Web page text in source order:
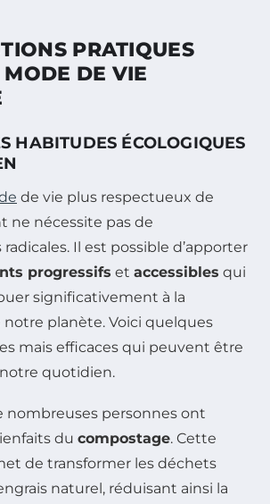
PRATIQUES
DE VIE
HABITUDES ÉCOLOGIQUES
de vie plus respectueux de
ne nécessite pas de
Il est possible d’apporter
progressifs et accessibles qui
significativement à la
planète. Voici quelques
mais efficaces qui peuvent être
quotidien.
nombreuses personnes ont
du compostage. Cette
de transformer les déchets
naturel, réduisant ainsi la